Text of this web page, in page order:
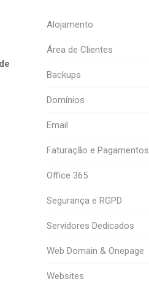
Alojamento
Área de Clientes
Backups
Domínios
Email
Faturação e Pagamentos
Office 365
Segurança e RGPD
Servidores Dedicados
Web Domain & Onepage
Websites